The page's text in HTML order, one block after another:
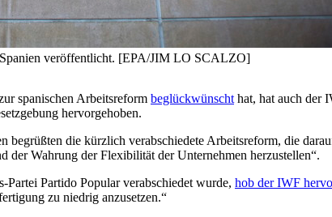
Spanien veröffentlicht. [EPA/JIM LO SCALZO]
spanischen Arbeitsreform beglückwünscht hat, hat auch der
hervorgehoben.
die kürzlich verabschiedete Arbeitsreform, die
der Wahrung der Flexibilität der Unternehmen herzustellen“.
Partido Popular verabschiedet wurde, hob der IWF
zu niedrig anzusetzen.“